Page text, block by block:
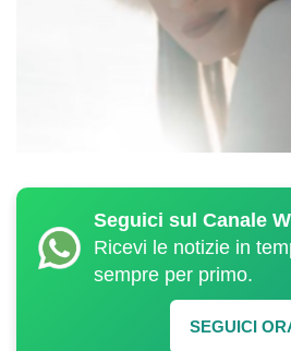
Seguici sul Canale
Ricevi le notizie in
sempre per primo.
SEGUICI